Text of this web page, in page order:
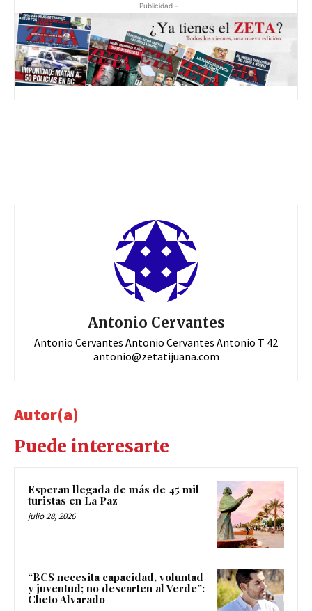
- Publicidad -
Antonio Cervantes
Antonio Cervantes Antonio Cervantes Antonio T 42
antonio@zetatijuana.com
Autor(a)
Puede interesarte
Esperan llegada de más de 45 mil
turistas en La Paz
julio 28, 2026
“BCS necesita capacidad, voluntad
y juventud; no descarten al Verde”:
Cheto Alvarado